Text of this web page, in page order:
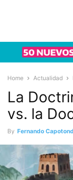
Home Actualidad
La
vs. la
By Fernando